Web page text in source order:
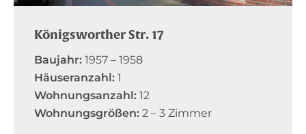
Königsworther Str. 17
Baujahr: 1957 – 1958
Häuseranzahl: 1
Wohnungsanzahl: 12
Wohnungsgrößen: 2 – 3 Zimmer